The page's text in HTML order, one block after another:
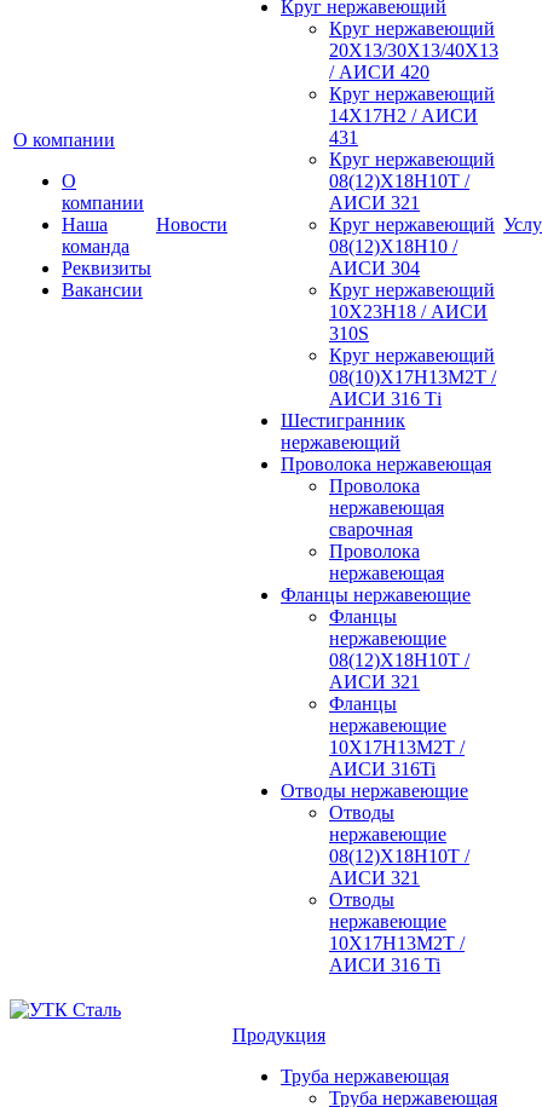
О компании
О
компании
Наша
команда
Реквизиты
Вакансии
Новости
Круг нержавеющий
Круг нержавеющий
20Х13/30Х13/40Х13
/ АИСИ 420
Круг нержавеющий
14Х17Н2 / АИСИ
431
Круг нержавеющий
08(12)Х18Н10Т /
АИСИ 321
Круг нержавеющий
08(12)Х18Н10 /
АИСИ 304
Круг нержавеющий
10Х23Н18 / АИСИ
310S
Круг нержавеющий
08(10)Х17Н13М2Т /
АИСИ 316 Тi
Шестигранник
нержавеющий
Проволока нержавеющая
Проволока
нержавеющая
сварочная
Проволока
нержавеющая
Фланцы нержавеющие
Фланцы
нержавеющие
08(12)Х18Н10Т /
АИСИ 321
Фланцы
нержавеющие
10Х17Н13М2Т /
АИСИ 316Ti
Отводы нержавеющие
Отводы
нержавеющие
08(12)Х18Н10Т /
АИСИ 321
Отводы
нержавеющие
10Х17Н13М2Т /
АИСИ 316 Ti
Продукция
Труба нержавеющая
Труба нержавеющая